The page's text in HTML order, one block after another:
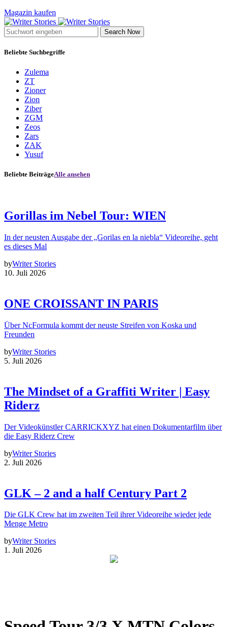
Magazin kaufen
Search Now
Beliebte Suchbegriffe
Zulema
ZT
Zioner
Zion
Ziber
ZGM
Zeos
Zars
ZAK
Yusuf
Beliebte BeiträgeAlle ansehen
Gorillas im Nebel Tour: WIEN
In der neusten Ausgabe der „Gorilas en la niebla“ Videoreihe, geht
es dieses Mal
byWriter Stories
10. Juli 2026
ONE CROISSANT IN PARIS
Über NcFormula kommt der neuste Streifen von Koska und
Freunden
byWriter Stories
5. Juli 2026
The Mindset of a Graffiti Writer | Easy
Riderz
Der Videokünstler CARRICKXYZ hat einen Dokumentarfilm über
die Easy Riderz Crew
byWriter Stories
2. Juli 2026
GLK – 2 and a half Century Part 2
Die GLK Crew hat im zweiten Teil ihrer Videoreihe wieder jede
Menge Metro
byWriter Stories
1. Juli 2026